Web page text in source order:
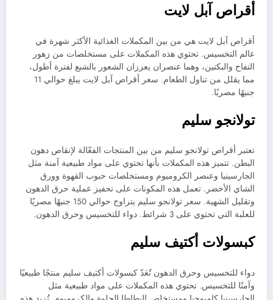
أقراص آبل لايت
أقراص آبل لايت هي من بين المكملات الغذائية الأكثر شهرة في
عالم التخسيس. تحتوي هذه المكملات على مستخلصات من زهور
التفاح والبكتين، وهما عنصران يعززان الشعور بالشبع لفترة أطول،
مما يقلل من تناول الطعام. سعر أقراص آبل لايت يبلغ حوالي 11
جنيهًا مصريًا.
تولانجو سليم
تعتبر أقراص تولانجو سليم من بين المنتجات الفعّالة لإنقاص دهون
البطن. تتميز هذه المكملات بأنها تحتوي على مواد طبيعية آمنة مثل
الجارسينيا وعنصر الكروميوم ومستخلصات حبوب القهوة وورق
الشاي الأخضر. تعمل هذه المكونات على تحفيز عملية حرق الدهون
وتقليل الشهية. سعر تولانجو سليم يتراوح حوالي 150 جنيهًا مصريًا
للعلبة التي تحتوي على 3 شرائط. دواء للتخسيس وحرق الدهون.
كبسولات أكتيف سليم
دواء للتخسيس وحرق الدهون تُعَدّ كبسولات أكتيف سليم منتجًا طبيعيًا
وآمنًا للتخسيس. تحتوي هذه المكملات على مواد طبيعية مثل